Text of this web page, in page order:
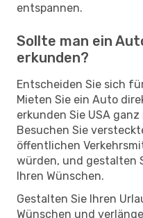
entspannen.
Sollte man ein
erkunden?
Entscheiden Sie sich
Mieten Sie ein Auto
erkunden Sie USA
Besuchen Sie
öffentlichen
würden, und gestalten
Ihren Wünschen.
Gestalten Sie Ihren
Wünschen und